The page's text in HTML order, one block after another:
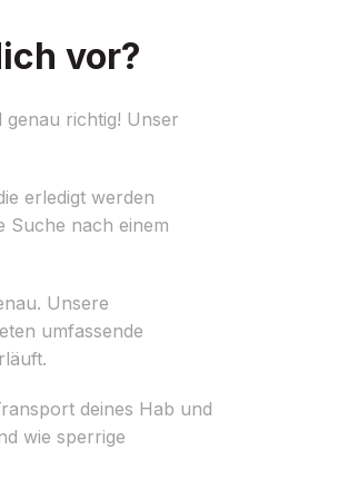
vor?
richtig! Unser
erledigt werden
Suche nach einem
Unsere
umfassende
deines Hab und
wie sperrige